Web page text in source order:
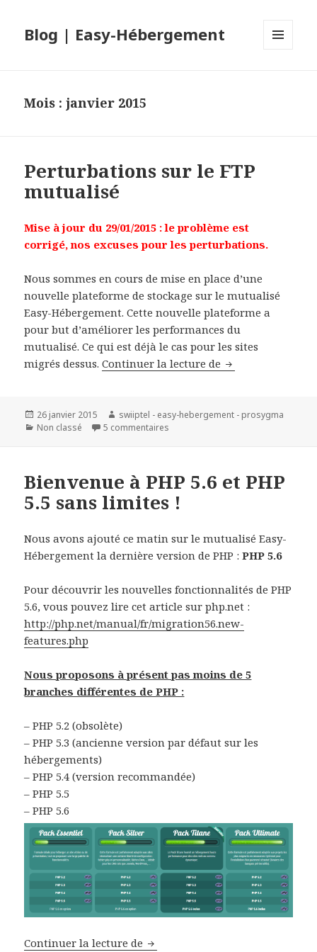
Blog | Easy-Hébergement
Mois : janvier 2015
Perturbations sur le FTP
mutualisé
Mise à jour du 29/01/2015 : le problème est
corrigé, nos excuses pour les perturbations.
Nous sommes en cours de mise en place d’une
nouvelle plateforme de stockage sur le mutualisé
Easy-Hébergement. Cette nouvelle plateforme a
pour but d’améliorer les performances du
mutualisé. Ce qui est déjà le cas pour les sites
migrés dessus.Continuer la lecture de Perturbations
Publié
le
26 janvier 2015 Auteur
swiiptel - easy-hebergement - prosygma
Catégories
Non classé 5 commentaires
Bienvenue à PHP 5.6 et PHP
5.5 sans limites !
Nous avons ajouté ce matin sur le mutualisé Easy-
Hébergement la dernière version de PHP :PHP 5.6
Pour découvrir les nouvelles fonctionnalités de PHP
5.6, vous pouvez lire cet article sur php.net :
http://php.net/manual/fr/migration56.new-
features.php
Nous proposons à présent pas moins de 5
branches différentes de PHP :
– PHP 5.2 (obsolète)
– PHP 5.3 (ancienne version par défaut sur les
hébergements)
– PHP 5.4 (version recommandée)
– PHP 5.5
– PHP 5.6
Continuer la lecture de Bienvenue à PHP 5.6 et PHP 5.5